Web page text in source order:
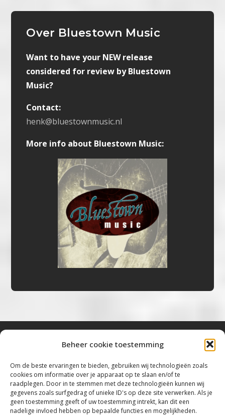
Beheer cookie toestemming
Om de beste ervaringen te bieden, gebruiken wij technologieën zoals
cookies om informatie over je apparaat op te slaan en/of te
raadplegen. Door in te stemmen met deze technologieën kunnen wij
gegevens zoals surfgedrag of unieke ID's op deze site verwerken. Als je
geen toestemming geeft of uw toestemming intrekt, kan dit een
nadelige invloed hebben op bepaalde functies en mogelijkheden.
Over Bluestown Music
Want to have your NEW release
considered for review by Bluestown
Music?
Contact:
henk@bluestownmusic.nl
More info about Bluestown Music:
“Voor de mooiste Blues, Rock, Roots &
Americana”
Copyright 2019 – 2026 Bluestown Music – All